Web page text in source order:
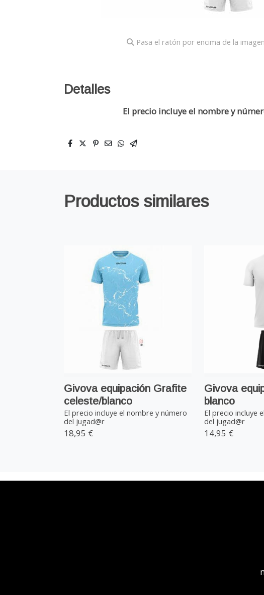
Pasa el ratón por encima de la
Detalles
El precio incluye el nombre y
Productos similares
Givova equipación Grafite
celeste/blanco
El precio incluye el nombre y número
del jugad@r
18,95 €
Givova
blanco
El precio incluye
del jugad@r
14,95 €